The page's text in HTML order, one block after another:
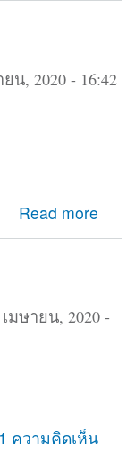
น, 2020 - 16:42
Read more
มษายน, 2020 -
1 ความคิดเห็น